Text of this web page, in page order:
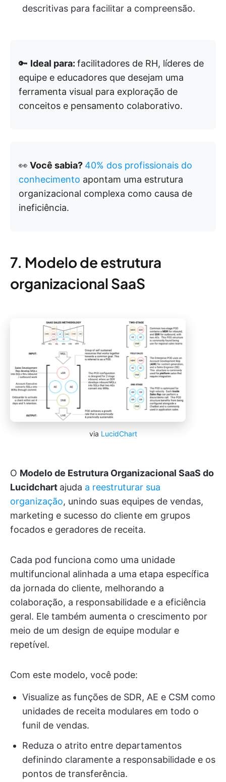
descritivas para facilitar a compreensão.
🔑 Ideal para: facilitadores de RH, líderes de
equipe e educadores que desejam uma
ferramenta visual para exploração de
conceitos e pensamento colaborativo.
👀 Você sabia? 40% dos profissionais do
conhecimento apontam uma estrutura
organizacional complexa como causa de
ineficiência.
7. Modelo de estrutura
organizacional SaaS
via LucidChart
O Modelo de Estrutura Organizacional SaaS do
Lucidchart ajuda a reestruturar sua
organização, unindo suas equipes de vendas,
marketing e sucesso do cliente em grupos
focados e geradores de receita.
Cada pod funciona como uma unidade
multifuncional alinhada a uma etapa específica
da jornada do cliente, melhorando a
colaboração, a responsabilidade e a eficiência
geral. Ele também aumenta o crescimento por
meio de um design de equipe modular e
repetível.
Com este modelo, você pode:
Visualize as funções de SDR, AE e CSM como
unidades de receita modulares em todo o
funil de vendas.
Reduza o atrito entre departamentos
definindo claramente a responsabilidade e os
pontos de transferência.